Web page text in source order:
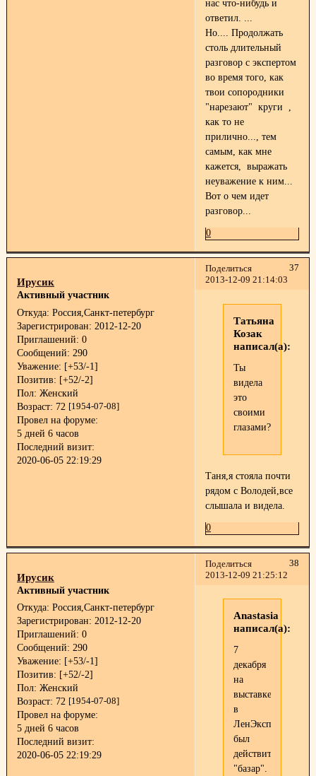
нас что-нибудь и
ответил. ...
Но.... Продолжать
столь длительный
разговор с экспертом
во время того, как
твои сопородники
"нарезают" круги ,
как то не
прилично..., тем
самым, как мне
кажется, выражать
неуважение к ним...
Вот о чем идет
разговор...
0
Поделиться
37
2013-12-09 21:14:03
Ирусик
Активный участник
Откуда: Россия,Санкт-петербург
Зарегистрирован: 2012-12-20
Приглашений: 0
Сообщений: 290
Уважение: [+53/-1]
Позитив: [+52/-2]
Пол: Женский
Возраст: 72 [1954-07-08]
Провел на форуме:
5 дней 6 часов
Последний визит:
2020-06-05 22:19:29
Татьяна
Козак
написал(а):
Ты
видела
это
своими
глазами?
Таня,я стояла почти
рядом с Володей,все
слышала и видела.
0
Поделиться
38
2013-12-09 21:25:12
Ирусик
Активный участник
Откуда: Россия,Санкт-петербург
Зарегистрирован: 2012-12-20
Приглашений: 0
Сообщений: 290
Уважение: [+53/-1]
Позитив: [+52/-2]
Пол: Женский
Возраст: 72 [1954-07-08]
Провел на форуме:
5 дней 6 часов
Последний визит:
2020-06-05 22:19:29
Anastasia
написал(а):
7
декабря
на
выставке
в
ЛенЭкспо
был
действительно
"базар".